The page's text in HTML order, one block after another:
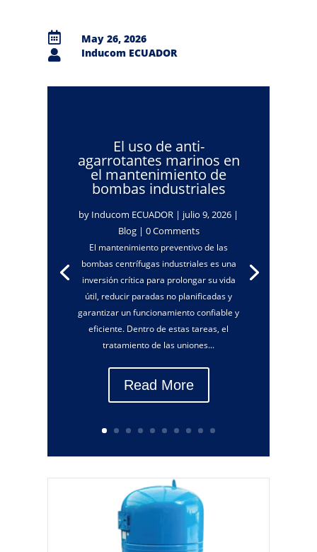
 May 26, 2026
 Inducom ECUADOR
El uso de anti-
agarrotantes marinos en
el mantenimiento de
bombas industriales
by Inducom ECUADOR | julio 9, 2026 |
Blog| 0 Comments
El mantenimiento preventivo de las
bombas centrífugas industriales es una
inversión crítica para prolongar su vida
útil, reducir paradas no planificadas y
garantizar un funcionamiento confiable y
eficiente. Dentro de estas tareas, el
tratamiento de las uniones...
Read More